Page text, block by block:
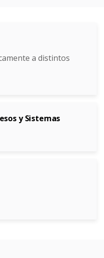
a distintos
y Sistemas